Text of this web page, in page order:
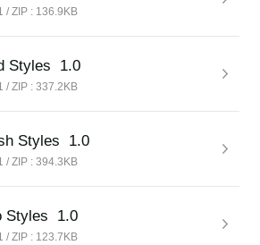
/ ZIP : 136.9KB
Styles 1.0
/ ZIP : 337.2KB
Styles 1.0
/ ZIP : 394.3KB
Styles 1.0
/ ZIP : 123.7KB